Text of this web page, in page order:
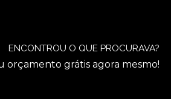
ENCONTROU O QUE PROCURAVA?
orçamento grátis agora mesmo!